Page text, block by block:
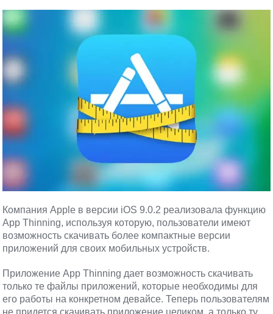
Компания Apple в версии iOS 9.0.2 реализовала функцию
App Thinning, используя которую, пользователи имеют
возможность скачивать более компактные версии
приложений для своих мобильных устройств.
Приложение App Thinning дает возможность скачивать
только те файлы приложений, которые необходимы для
его работы на конкретном девайсе. Теперь пользователям
не придется скачивать приложение целиком, а только ту